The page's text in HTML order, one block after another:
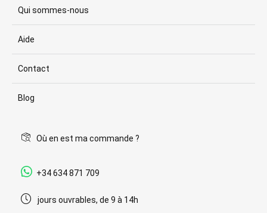
Qui sommes-nous
Aide
Contact
Blog
Où en est ma commande ?
+34 634 871 709
jours ouvrables, de 9 à 14h